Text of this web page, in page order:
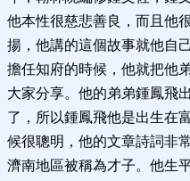
他本性很慈悲善良，而且他
揚，他講的這個故事就他自
擔任知府的時候，他就把他
大家分享。他的弟弟鍾鳳飛
了，所以鍾鳳飛他是出生在
候很聰明，他的文章詩詞非
濟南地區被稱為才子。他生